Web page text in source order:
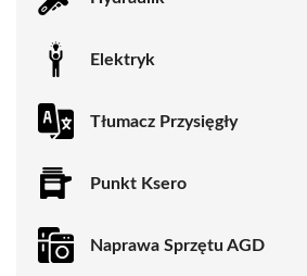
Elektryk
Tłumacz Przysięgły
Punkt Ksero
Naprawa Sprzętu AGD